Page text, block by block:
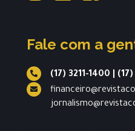
Fale com a
(17) 3211-1400